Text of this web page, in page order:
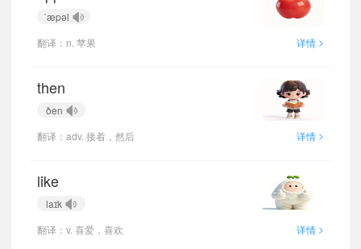
ˈæpəl
翻译：n. 苹果
详情 >
then
ðen
翻译：adv. 接着，然后
详情 >
like
laɪk
翻译：v. 喜爱，喜欢
详情 >